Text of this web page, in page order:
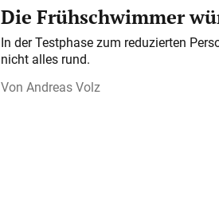
Die Frühschwimmer
In der Testphase zum reduzierten
nicht alles rund.
Andreas Volz